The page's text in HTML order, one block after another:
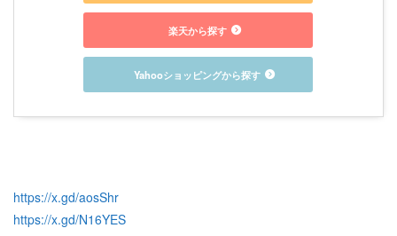
楽天から探す
Yahooショッピングから探す
https://x.gd/aosShr
https://x.gd/N16YES